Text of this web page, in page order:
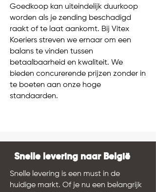
Goedkoop kan uiteindelijk duurkoop
worden als je zending beschadigd
raakt of te laat aankomt. Bij Vitex
Koeriers streven we ernaar om een
balans te vinden tussen
betaalbaarheid en kwaliteit. We
bieden concurerende prijzen zonder in
te boeten aan onze hoge
standaarden.
Snelle levering naar België
Snelle levering is een must in de
huidige markt. Of je nu een belangrijk